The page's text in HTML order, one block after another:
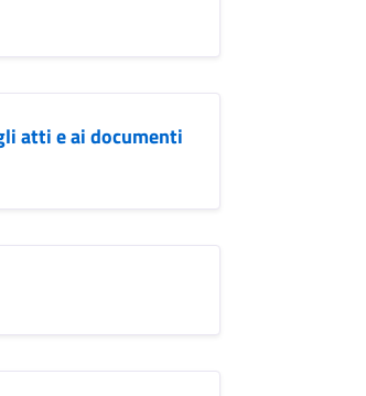
atti e ai documenti